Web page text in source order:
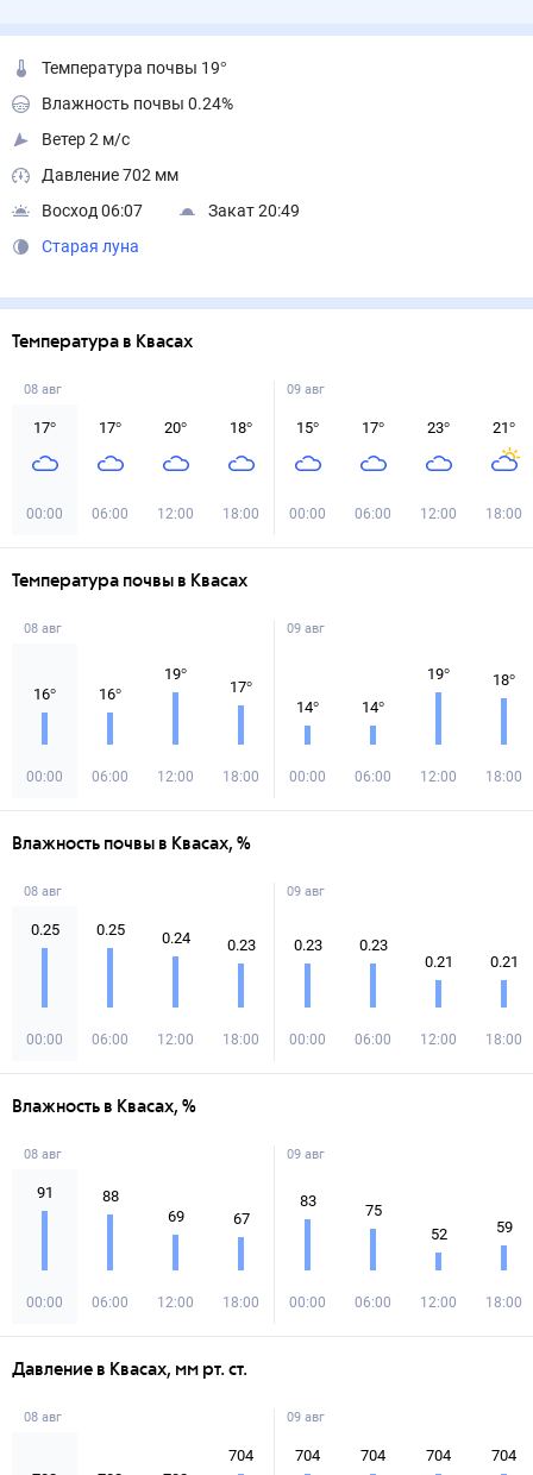
Температура почвы 19°
Влажность почвы 0.24%
Ветер 2 м/с
Давление 702 мм
Восход 06:07
Закат 20:49
Старая луна
Температура в Квасах
08 авг
17°
00:00
17°
06:00
20°
12:00
18°
18:00
09 авг
15°
00:00
17°
06:00
23°
12:00
21°
18:00
Температура почвы в Квасах
08 авг
16°
00:00
16°
06:00
19°
12:00
17°
18:00
09 авг
14°
00:00
14°
06:00
19°
12:00
18°
18:00
Влажность почвы в Квасах, %
08 авг
0.25
00:00
0.25
06:00
0.24
12:00
0.23
18:00
09 авг
0.23
00:00
0.23
06:00
0.21
12:00
0.21
18:00
Влажность в Квасах, %
08 авг
91
00:00
88
06:00
69
12:00
67
18:00
09 авг
83
00:00
75
06:00
52
12:00
59
18:00
Давление в Квасах, мм рт. ст.
08 авг
704
09 авг
704 704 704 704